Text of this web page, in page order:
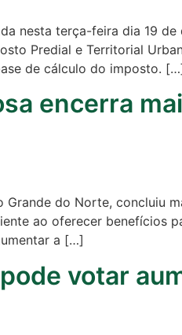
nesta terça-feira dia 19
Predial e Territorial
de cálculo do imposto.
encerra
Grande do Norte, concluiu
ao oferecer benefícios
a […]
votar